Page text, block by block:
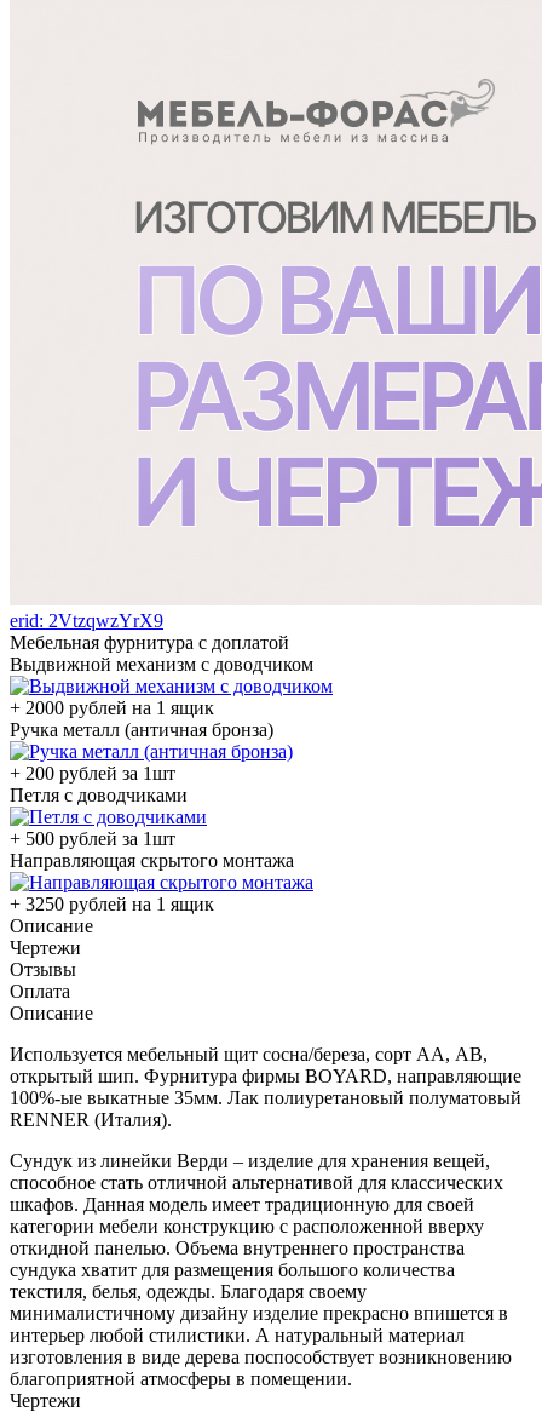
erid: 2VtzqwzYrX9
Мебельная фурнитура с доплатой
Выдвижной механизм с доводчиком
+ 2000 рублей на 1 ящик
Ручка металл (античная бронза)
+ 200 рублей за 1шт
Петля с доводчиками
+ 500 рублей за 1шт
Направляющая скрытого монтажа
+ 3250 рублей на 1 ящик
Описание
Чертежи
Отзывы
Оплата
Описание
Используется мебельный щит сосна/береза, сорт АА, АВ,
открытый шип. Фурнитура фирмы BOYARD, направляющие
100%-ые выкатные 35мм. Лак полиуретановый полуматовый
RENNER (Италия).
Сундук из линейки Верди – изделие для хранения вещей,
способное стать отличной альтернативой для классических
шкафов. Данная модель имеет традиционную для своей
категории мебели конструкцию с расположенной вверху
откидной панелью. Объема внутреннего пространства
сундука хватит для размещения большого количества
текстиля, белья, одежды. Благодаря своему
минималистичному дизайну изделие прекрасно впишется в
интерьер любой стилистики. А натуральный материал
изготовления в виде дерева поспособствует возникновению
благоприятной атмосферы в помещении.
Чертежи